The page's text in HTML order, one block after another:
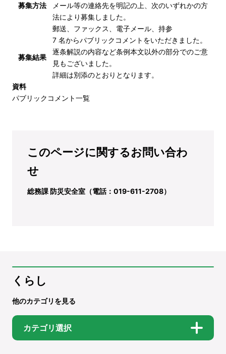
募集方法
メール等の連絡先を明記の上、次のいずれかの方
法により募集しました。
郵送、ファックス、電子メール、持参
募集結果
7 名からパブリックコメントをいただきました。
逐条解説の内容など条例本文以外の部分でのご意
見もございました。
詳細は別添のとおりとなります。
資料
パブリックコメント一覧
このページに関するお問い合わ
せ
総務課 防災安全室（電話：019-611-2708）
くらし
他のカテゴリを見る
カテゴリ選択